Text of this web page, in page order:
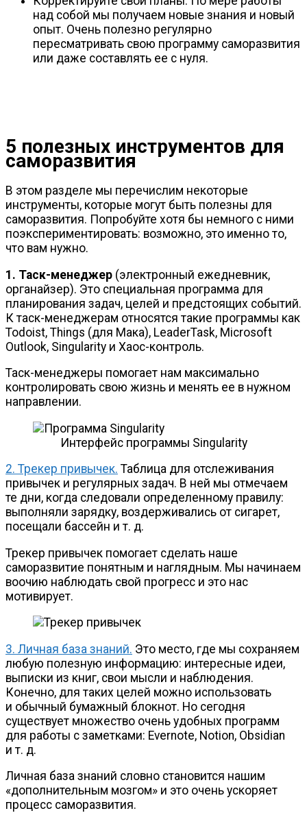
над собой мы получаем новые знания и новый
опыт. Очень полезно регулярно
пересматривать свою программу саморазвития
или даже составлять ее с нуля.
5 полезных инструментов для
саморазвития
В этом разделе мы перечислим некоторые
инструменты, которые могут быть полезны для
саморазвития. Попробуйте хотя бы немного с ними
поэкспериментировать: возможно, это именно то,
что вам нужно.
1. Таск-менеджер (электронный ежедневник,
органайзер). Это специальная программа для
планирования задач, целей и предстоящих событий.
К таск-менеджерам относятся такие программы как
Todoist, Things (для Мака), LeaderTask, Microsoft
Outlook, Singularity и Хаос-контроль.
Таск-менеджеры помогает нам максимально
контролировать свою жизнь и менять ее в нужном
направлении.
Интерфейс программы Singularity
2. Трекер привычек. Таблица для отслеживания
привычек и регулярных задач. В ней мы отмечаем
те дни, когда следовали определенному правилу:
выполняли зарядку, воздерживались от сигарет,
посещали бассейн и т. д.
Трекер привычек помогает сделать наше
саморазвитие понятным и наглядным. Мы начинаем
воочию наблюдать свой прогресс и это нас
мотивирует.
3. Личная база знаний. Это место, где мы сохраняем
любую полезную информацию: интересные идеи,
выписки из книг, свои мысли и наблюдения.
Конечно, для таких целей можно использовать
и обычный бумажный блокнот. Но сегодня
существует множество очень удобных программ
для работы с заметками: Evernote, Notion, Obsidian
и т. д.
Личная база знаний словно становится нашим
«дополнительным мозгом» и это очень ускоряет
процесс саморазвития.